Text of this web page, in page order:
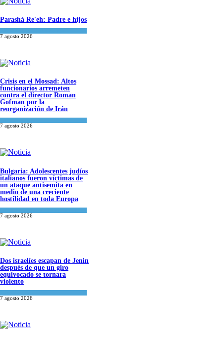
Parashá Re'eh: Padre e hijos
7 agosto 2026
Crisis en el Mossad: Altos
funcionarios arremeten
contra el director Roman
Gofman por la
reorganización de Irán
7 agosto 2026
Bulgaria: Adolescentes judíos
italianos fueron víctimas de
un ataque antisemita en
medio de una creciente
hostilidad en toda Europa
7 agosto 2026
Dos israelíes escapan de Jenin
después de que un giro
equivocado se tornara
violento
7 agosto 2026